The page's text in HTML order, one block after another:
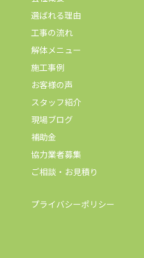
選ばれる理由
工事の流れ
解体メニュー
施工事例
お客様の声
スタッフ紹介
現場ブログ
補助金
協力業者募集
ご相談・お見積り
プライバシーポリシー